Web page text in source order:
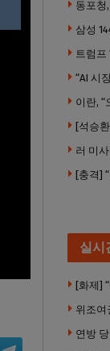
이란, “
러 미
실시